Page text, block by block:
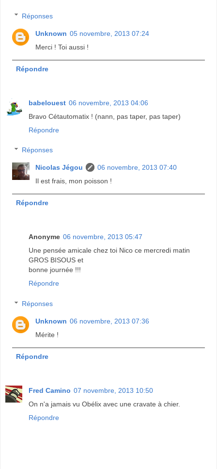
Réponses
Unknown 05 novembre, 2013 07:24
Merci ! Toi aussi !
Répondre
babelouest 06 novembre, 2013 04:06
Bravo Cétautomatix ! (nann, pas taper, pas taper)
Répondre
Réponses
Nicolas Jégou
06 novembre, 2013 07:40
Il est frais, mon poisson !
Répondre
Anonyme 06 novembre, 2013 05:47
Une pensée amicale chez toi Nico ce mercredi matin
GROS BISOUS et
bonne journée !!!
Répondre
Réponses
Unknown 06 novembre, 2013 07:36
Mérite !
Répondre
Fred Camino 07 novembre, 2013 10:50
On n'a jamais vu Obélix avec une cravate à chier.
Répondre